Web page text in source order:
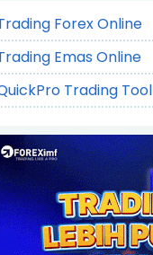
Forex Online
Emas Online
Trading Tool